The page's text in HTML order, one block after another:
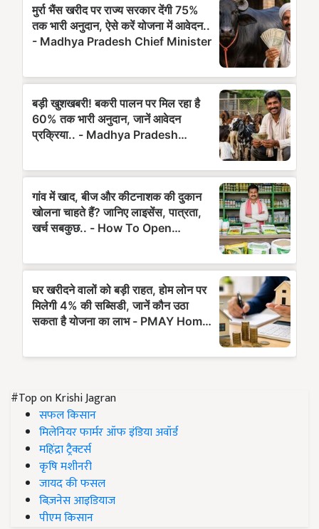
#Top on Krishi Jagran
सफल किसान
मिलेनियर फार्मर ऑफ इंडिया अवॉर्ड
महिंद्रा ट्रैक्टर्स
कृषि मशीनरी
जायद की फसल
बिज़नेस आइडियाज
पीएम किसान